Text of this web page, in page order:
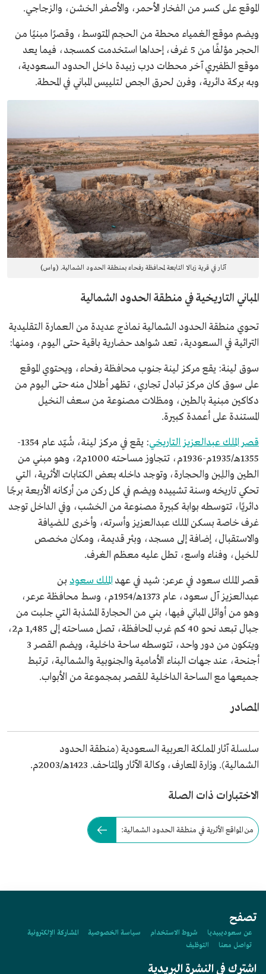
الموقع على كسر من الفخار الأحمر، والأصفر الخشن، والزجاجي.
ويضم موقع الغمياء محطة من الحجم المتوسط، وقصرًا مبنيًا من
الحجر مؤلفًا من 5 غرف، إحداها استخدمت كمسجد، فيما يعد
موقع الظفيري آخر محطات درب زبيدة داخل الحدود السعودية،
وبه بركة دائرية، وفرن لحرق الجص لتلييس المباني في المحطة.
آثار في قرية زبالا التابعة لمحافظة رفحاء بمنطقة الحدود الشمالية. (واس)
المباني التاريخية في منطقة الحدود الشمالية
تحوي منطقة الحدود الشمالية نماذج عديدة من العمارة التقليدية
التراثية في السعودية، تعد شواهد حضارية باقية حتى اليوم، ومنها:
سوق لينة: يقع مركز لينة جنوب محافظة رفحاء، ويحتوي الموقع
على سوق كان مركز تبادل تجاري، تظهر أطلال منه حتى اليوم من
دكاكين مبنية بالطين، ومظلات مصنوعة من سعف النخيل
المستندة على أعمدة كبيرة.
قصر الملك عبدالعزيز التاريخي
: يقع في مركز لينة، شُيّد عام 1354-
1355هـ/1935م-1936م، تتجاوز مساحته 1000م2، وهو مبني من
الطين واللِبن والحجارة، وتوجد داخله بعض الكتابات الأثرية، التي
تحكي تاريخه وسنة تشييده ويضم في كل ركن من أركانه الأربعة برجًا
دائريًا، تتوسطه بوابة كبيرة مصنوعة من الخشب، وفي الداخل توجد
غرف خاصة بسكن الملك عبدالعزيز وأسرته، وأخرى للضيافة
والاستقبال، إضافة إلى مسجد، وبئر قديمة، ومكان مخصص
للخيل، وفناء واسع، تطل عليه معظم الغرف.
قصر الملك سعود في عرعر: شيد في عهد الملك سعود بن
عبدالعزيز آل سعود، عام 1373هـ/1954م، وسط محافظة عرعر،
وهو من أوائل المباني فيها، بني من الحجارة المشذبة التي جلبت من
جبال تبعد نحو 40 كم غرب المحافظة، تصل مساحته إلى 1,485 م2،
ويتكون من دور واحد، تتوسطه ساحة داخلية، ويضم القصر 3
أجنحة، عند جهات البناء الأمامية والجنوبية والشمالية، ترتبط
جميعها مع الساحة الداخلية للقصر بمجموعة من الأبواب.
المصادر
سلسلة آثار المملكة العربية السعودية (منطقة الحدود
الشمالية). وزارة المعارف، وكالة الآثار والمتاحف. 1423هـ/2003م.
الاختبارات ذات الصلة
من المواقع الأثرية في منطقة الحدود الشمالية:
تصفح
عن سعوديبيديا شروط الاستخدام سياسة الخصوصية
المشاركة الإلكترونية
تواصل معنا
التوظيف
اشترك في النشرة البريدية